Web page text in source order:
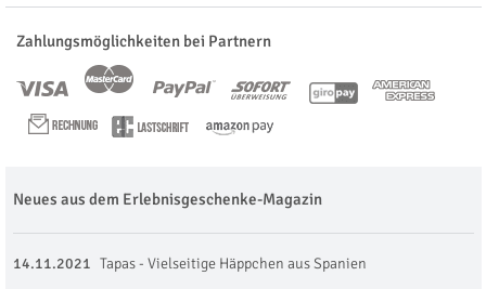
Zahlungsmöglichkeiten bei Partnern
Neues aus dem Erlebnisgeschenke-Magazin
14.11.2021 Tapas - Vielseitige Häppchen aus Spanien